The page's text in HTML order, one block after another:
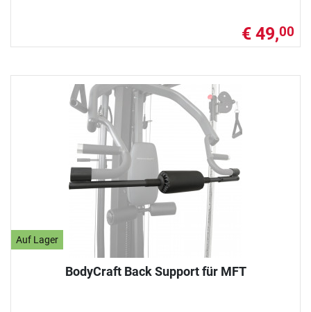
€ 49,00
Auf Lager
BodyCraft Back Support für MFT